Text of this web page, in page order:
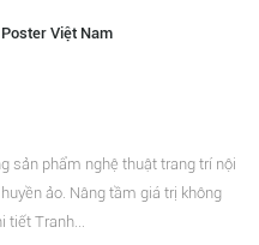
Việt Nam
sản phẩm nghệ thuật trang trí nội
ảo. Nâng tầm giá trị không
Tranh...